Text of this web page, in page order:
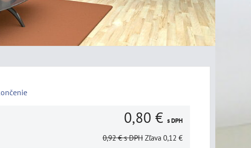
0,80 € s DPH
0,92 € s DPH Zľava 0,12 €